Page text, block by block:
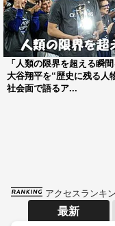
「人類の限界を超える瞬間
大谷翔平を“歴史に残る人
社会面で語るア...
アクセスランキ
最新